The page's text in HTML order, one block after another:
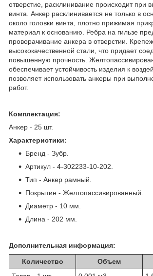
отверстие, расклинивание происходит при
винта. Анкер расклинивается не только в
около головки винта, плотно прижимая
материал к основанию. Ребра на гильзе
проворачивание анкера в отверстии.
высококачественной стали, что придает
повышенную прочность.
обеспечивает устойчивость изделия к
позволяет использовать анкеры при
работ.
Комплектация:
Анкер - 25 шт.
Характеристики:
Бренд - Зубр.
Артикул - 4-302233-10-202.
Тип - Анкер рамный.
Покрытие - Желтопассивированный.
Диаметр - 10 мм.
Длина - 202 мм.
Дополнительная информация:
Количество Объем